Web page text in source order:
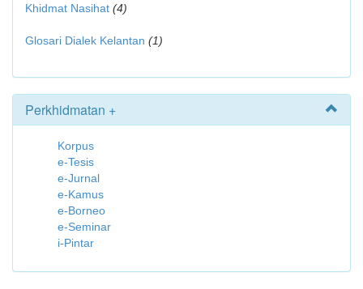
Khidmat Nasihat (4)
Glosari Dialek Kelantan (1)
Perkhidmatan +
Korpus
e-Tesis
e-Jurnal
e-Kamus
e-Borneo
e-Seminar
i-Pintar